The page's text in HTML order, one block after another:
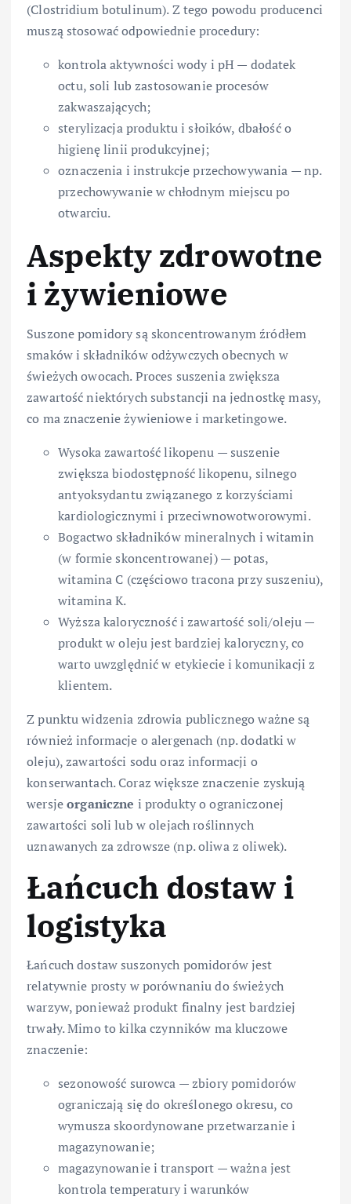
(Clostridium botulinum). Z tego powodu producenci
muszą stosować odpowiednie procedury:
kontrola aktywności wody i pH — dodatek
octu, soli lub zastosowanie procesów
zakwaszających;
sterylizacja produktu i słoików, dbałość o
higienę linii produkcyjnej;
oznaczenia i instrukcje przechowywania — np.
przechowywanie w chłodnym miejscu po
otwarciu.
Aspekty zdrowotne
i żywieniowe
Suszone pomidory są skoncentrowanym źródłem
smaków i składników odżywczych obecnych w
świeżych owocach. Proces suszenia zwiększa
zawartość niektórych substancji na jednostkę masy,
co ma znaczenie żywieniowe i marketingowe.
Wysoka zawartość likopenu — suszenie
zwiększa biodostępność likopenu, silnego
antyoksydantu związanego z korzyściami
kardiologicznymi i przeciwnowotworowymi.
Bogactwo składników mineralnych i witamin
(w formie skoncentrowanej) — potas,
witamina C (częściowo tracona przy suszeniu),
witamina K.
Wyższa kaloryczność i zawartość soli/oleju —
produkt w oleju jest bardziej kaloryczny, co
warto uwzględnić w etykiecie i komunikacji z
klientem.
Z punktu widzenia zdrowia publicznego ważne są
również informacje o alergenach (np. dodatki w
oleju), zawartości sodu oraz informacji o
konserwantach. Coraz większe znaczenie zyskują
wersjeorganiczne i produkty o ograniczonej
zawartości soli lub w olejach roślinnych
uznawanych za zdrowsze (np. oliwa z oliwek).
Łańcuch dostaw i
logistyka
Łańcuch dostaw suszonych pomidorów jest
relatywnie prosty w porównaniu do świeżych
warzyw, ponieważ produkt finalny jest bardziej
trwały. Mimo to kilka czynników ma kluczowe
znaczenie:
sezonowość surowca — zbiory pomidorów
ograniczają się do określonego okresu, co
wymusza skoordynowane przetwarzanie i
magazynowanie;
magazynowanie i transport — ważna jest
kontrola temperatury i warunków